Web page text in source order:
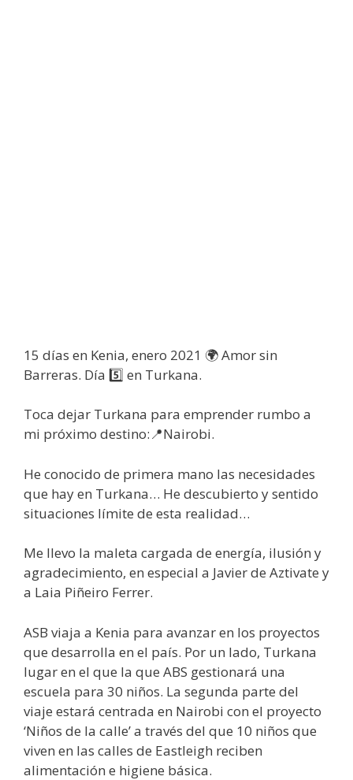
15 días en Kenia, enero 2021 🌍 Amor sin
Barreras. Día 5️⃣ en Turkana.
Toca dejar Turkana para emprender rumbo a
mi próximo destino:📍Nairobi.
He conocido de primera mano las necesidades
que hay en Turkana… He descubierto y sentido
situaciones límite de esta realidad…
Me llevo la maleta cargada de energía, ilusión y
agradecimiento, en especial a Javier de Aztivate y
a Laia Piñeiro Ferrer.
ASB viaja a Kenia para avanzar en los proyectos
que desarrolla en el país. Por un lado, Turkana
lugar en el que la que ABS gestionará una
escuela para 30 niños. La segunda parte del
viaje estará centrada en Nairobi con el proyecto
‘Niños de la calle’ a través del que 10 niños que
viven en las calles de Eastleigh reciben
alimentación e higiene básica.